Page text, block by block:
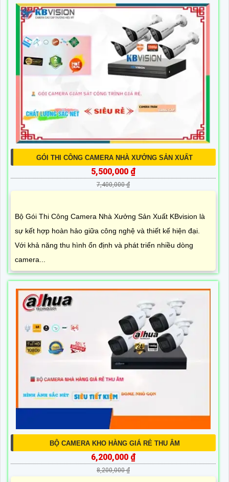
GÓI THI CÔNG CAMERA NHÀ XƯỞNG SẢN XUẤT
5,500,000 ₫
7,400,000 ₫
Bộ Gói Thi Công Camera Nhà Xưởng Sản Xuất KBvision là
sự kết hợp hoàn hảo giữa công nghệ và thiết kế hiện đại.
Với khả năng thu hình ổn định và phát triển nhiều dòng
camera...
BỘ CAMERA KHO HÀNG GIÁ RẺ THU ÂM
6,200,000 ₫
8,200,000 ₫